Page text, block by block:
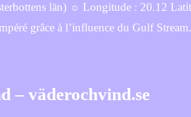
län) ☼ Longitude : 20.12
grâce à l’influence du Gulf
– väderochvind.se